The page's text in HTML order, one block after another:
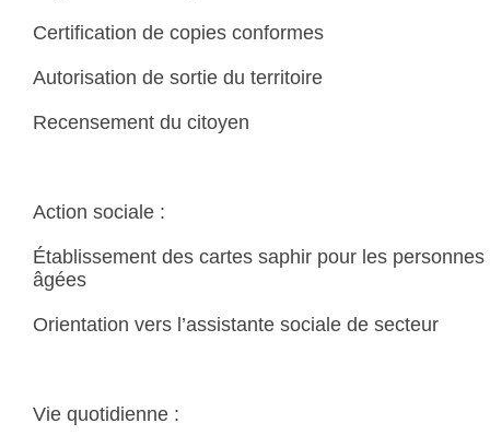
Certification de copies conformes
Autorisation de sortie du territoire
Recensement du citoyen
Action sociale :
Établissement des cartes saphir pour les personnes
âgées
Orientation vers l’assistante sociale de secteur
Vie quotidienne :